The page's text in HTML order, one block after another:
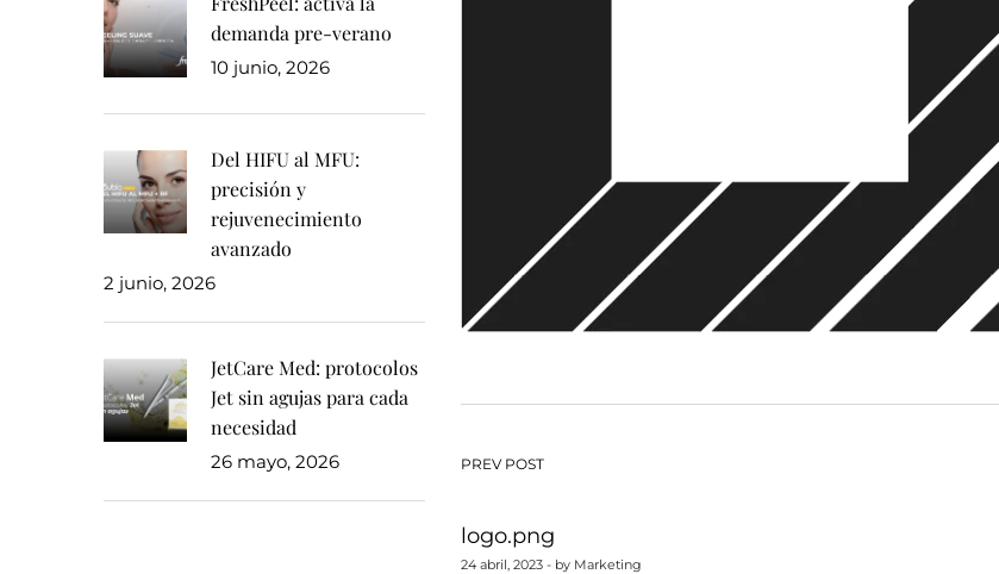
Navegación
de
PREV POST
logo.png
24 abril, 2023 - by Marketing
demanda pre-verano
10 junio, 2026
Del HIFU al MFU:
precisión y
rejuvenecimiento
avanzado
2 junio, 2026
JetCare Med: protocolos
Jet sin agujas para cada
necesidad
26 mayo, 2026